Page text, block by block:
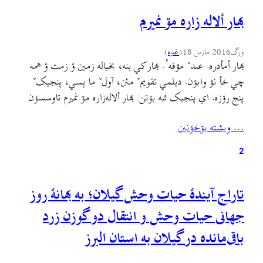
بهار ألاله زاره مۊ نميرم
ورگ2016 مارس 18 (غىره)
بهار أمأدره. عىدˇ مؤقه’. بهار کي بنه، بخياله زمين ؤ زمت ؤ همه
چي خأ نؤ وابۊن. ديلمي تقويمˇ مئن، آولˇ ما پسي، پنجيکˇ
پنج رۊزه. اي پنجيک ئبه بۊتن: بهار ألاله‌زاره مۊ نميرم تاوسسؤن
زۊمۊسسؤن بي محاله مۊ بميرم اي شعرˇ مئن، آدمˇ ديلنأجه دره:…
… ويشته بۊخؤنين
2
تاراج آیندهٔ حیات وحش گیلان؛ به بهانهٔ روز
جهانی حیات وحش و انتقال دو گوزن زرد
باقی‌مانده در گیلان به استان البرز